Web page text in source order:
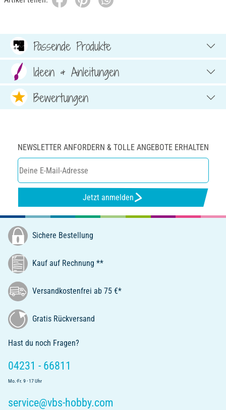
Passende Produkte
Ideen & Anleitungen
Bewertungen
NEWSLETTER ANFORDERN & TOLLE ANGEBOTE ERHALTEN
Jetzt anmelden
Sichere Bestellung
Kauf auf Rechnung **
Versandkostenfrei ab 75 €*
Gratis Rückversand
Hast du noch Fragen?
04231 - 66811
Mo.-Fr. 9 - 17 Uhr
service@vbs-hobby.com